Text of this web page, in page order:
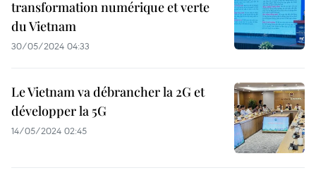
transformation numérique et verte
du Vietnam
30/05/2024 04:33
Le Vietnam va débrancher la 2G et
développer la 5G
14/05/2024 02:45